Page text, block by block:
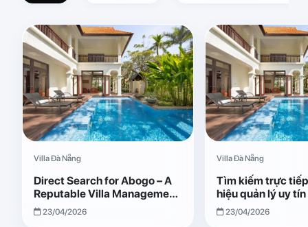
Villa Đà Nẵng
Direct Search for Abogo – A
Reputable Villa Management
Brand with Transparent and
Effective Operations
23/04/2026
Villa Đà Nẵng
Tìm kiếm trực
hiệu quản lý uy
Giải pháp vận
quả, minh bạch
23/04/2026